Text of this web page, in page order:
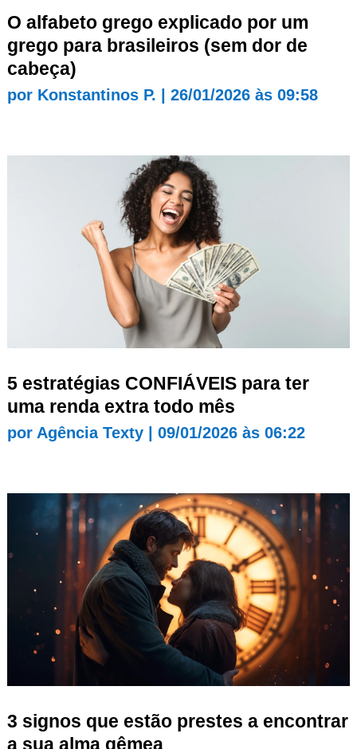
O alfabeto grego explicado por um
grego para brasileiros (sem dor de
cabeça)
por Konstantinos P. 26/01/2026 às 09:58
5 estratégias CONFIÁVEIS para ter
uma renda extra todo mês
por Agência Texty| 09/01/2026 às 06:22
3 signos que estão prestes a encontrar
a sua alma gêmea